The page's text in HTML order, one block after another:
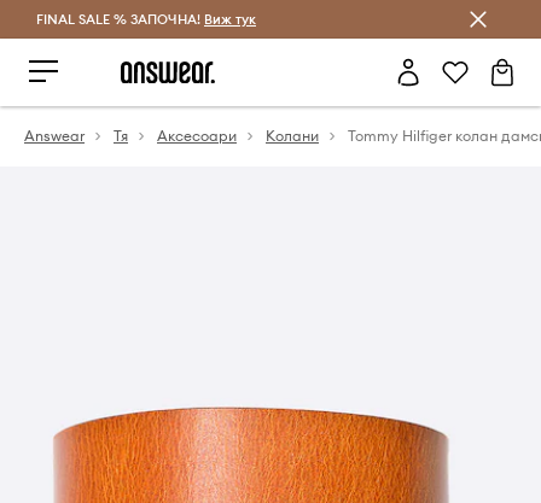
Спестявай с Answear Club
FINAL SALE % ЗАПОЧНА! Виж тук
Answear Тя Аксесоари Колани